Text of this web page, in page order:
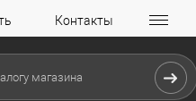
Контакты